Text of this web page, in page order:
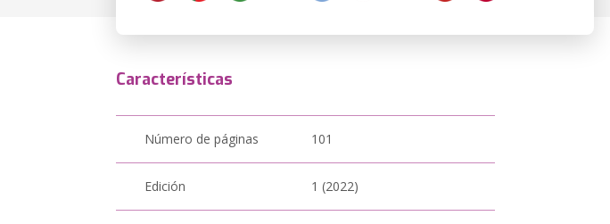
Características
Número de páginas 101
Edición 1 (2022)